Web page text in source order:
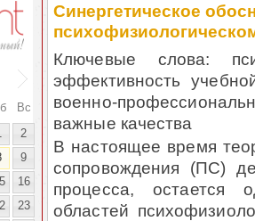
Вс
2
9
16
23
Синергетическое
Ключевые слова:
эффективность
военно-
важные качества
В настоящее время
сопровождения (ПС)
процесса, остается
областей